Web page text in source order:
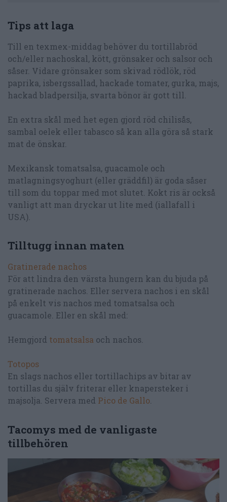
Tips att laga
Till en texmex-middag behöver du tortillabröd
och/eller nachoskal, kött, grönsaker och salsor och
såser. Vidare grönsaker som skivad rödlök, röd
paprika, isbergssallad, hackade tomater, gurka, majs,
hackad bladpersilja, svarta bönor är gott till.
En extra skål med het egen gjord röd chilisås,
sambal oelek eller tabasco så kan alla göra så stark
mat de önskar.
Mexikansk tomatsalsa, guacamole och
matlagningsyoghurt (eller gräddfil) är goda såser
till som du toppar med mot slutet. Kokt ris är också
vanligt att man dryckar ut lite med (iallafall i
USA).
Tilltugg innan maten
Gratinerade nachos
För att lindra den värsta hungern kan du bjuda på
gratinerade nachos. Eller servera nachos i en skål
på enkelt vis nachos med tomatsalsa och
guacamole. Eller en skål med:
Hemgjord tomatsalsa och nachos.
Totopos
En slags nachos eller tortillachips av bitar av
tortillas du själv friterar eller knapersteker i
majsolja. Servera med Pico de Gallo
Tacomys med de vanligaste
tillbehören